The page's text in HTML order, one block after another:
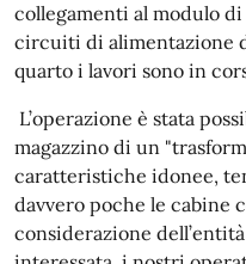
collegamenti al modulo
circuiti di alimentazione
quarto i lavori sono in
L’operazione è stata
magazzino di un
caratteristiche idonee,
davvero poche le cabine
considerazione